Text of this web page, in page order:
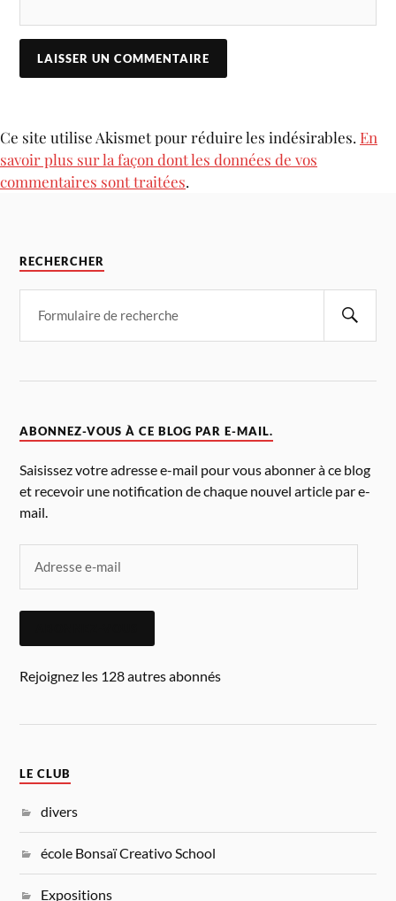
Ce site utilise Akismet pour réduire les indésirables. En
savoir plus sur la façon dont les données de vos
commentaires sont traitées.
RECHERCHER
ABONNEZ-VOUS À CE BLOG PAR E-MAIL.
Saisissez votre adresse e-mail pour vous abonner à ce blog
et recevoir une notification de chaque nouvel article par e-
mail.
Rejoignez les 128 autres abonnés
LE CLUB
divers
école Bonsaï Creativo School
Expositions